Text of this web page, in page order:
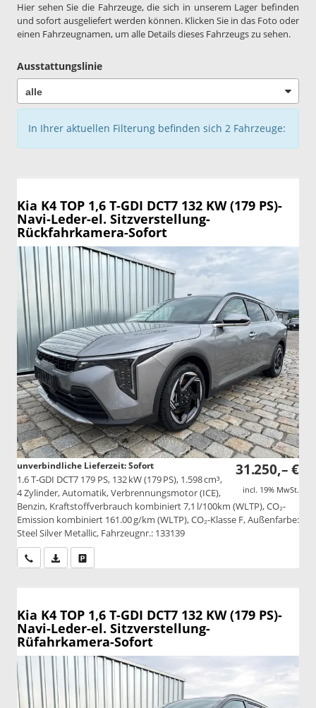
Hier sehen Sie die Fahrzeuge, die sich in unserem Lager befinden
und sofort ausgeliefert werden können. Klicken Sie in das Foto oder
einen Fahrzeugnamen, um alle Details dieses Fahrzeugs zu sehen.
Ausstattungslinie
In Ihrer aktuellen Filterung befinden sich 2 Fahrzeuge:
Kia K4 TOP 1,6 T-GDI DCT7 132 KW (179 PS)-
Navi-Leder-el. Sitzverstellung-
Rückfahrkamera-Sofort
31.250,– €
incl. 19% MwSt.
unverbindliche Lieferzeit: Sofort
1.6 T-GDI DCT7 179 PS, 132 kW (179 PS), 1.598 cm³,
4 Zylinder, Automatik, Verbrennungsmotor (ICE),
Benzin, Kraftstoffverbrauch kombiniert 7,1 l/100km (WLTP), CO₂-
Emission kombiniert 161.00 g/km (WLTP), CO₂-Klasse F, Außenfarbe:
Steel Silver Metallic, Fahrzeugnr.: 133139
Wir rufen Sie anPDF-Datei, Fahrzeugexposé drucken
Kia K4 TOP 1,6 T-GDI DCT7 132 KW (179 PS)-
Navi-Leder-el. Sitzverstellung-
Rüfahrkamera-Sofort